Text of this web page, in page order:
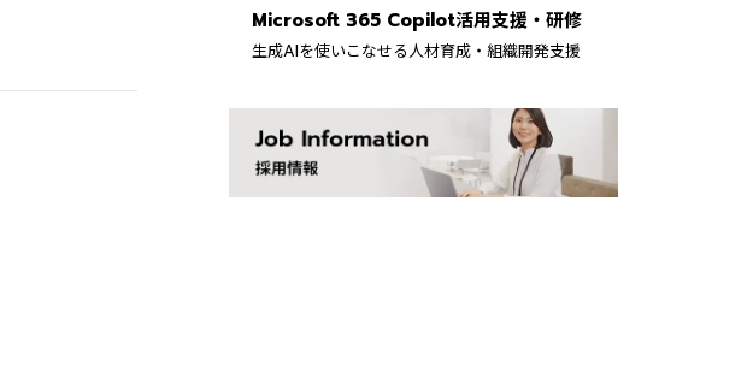
Microsoft 365 Copilot活用支援・研修
生成AIを使いこなせる人材育成・組織開発支援